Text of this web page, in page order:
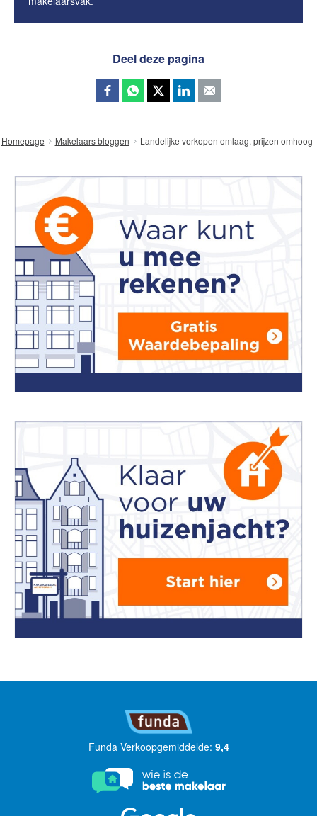
Deel deze pagina
Homepage Makelaars bloggen Landelijke verkopen omlaag, prijzen omhoog
Funda Verkoopgemiddelde: 9,4